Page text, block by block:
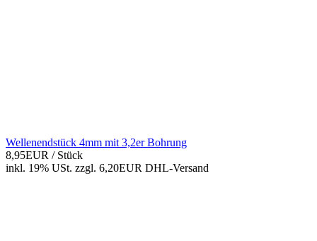
Wellenendstück 4mm mit 3,2er Bohrung
8,95EUR / Stück
inkl. 19% USt. zzgl. 6,20EUR DHL-Versand